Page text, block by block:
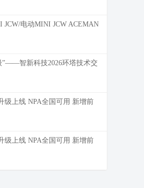
JCW/电动MINI JCW ACEMAN
”——智新科技2026环塔技术交
级上线 NPA全国可用 新增前
级上线 NPA全国可用 新增前